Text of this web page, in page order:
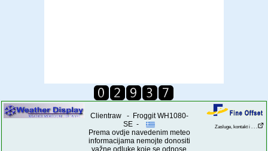
Clientraw - Froggit WH1080-
SE -
Prema ovdje navedenim meteo
informacijama nemojte donositi
važne odluke koje se odnose
Zasluge, kontakt i . . .